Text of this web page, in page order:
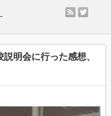
rss
明会に行った感想、